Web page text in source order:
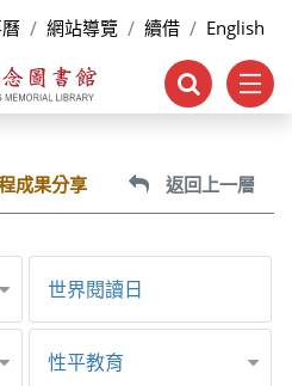
網站導覽 續借 English
成果分享 返回上一層
世界閱讀日
性平教育